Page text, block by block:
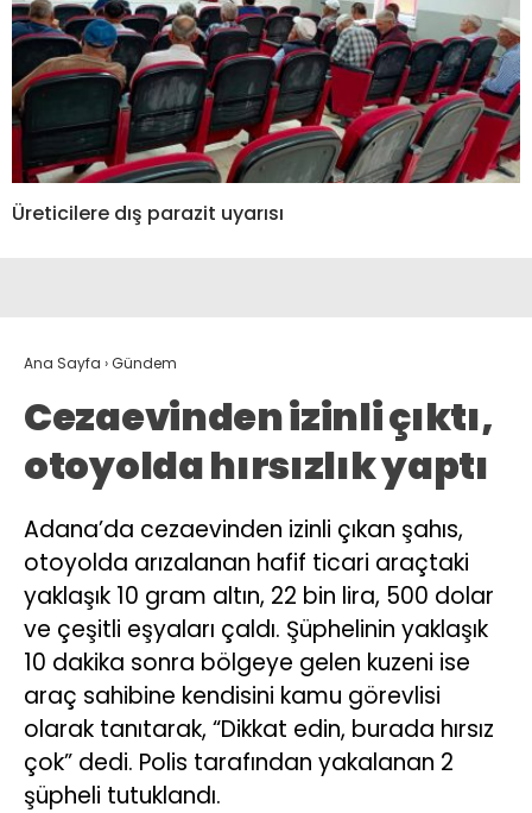
Üreticilere dış parazit uyarısı
Ana Sayfa ›Gündem
Cezaevinden izinli çıktı,
otoyolda hırsızlık yaptı
Adana’da cezaevinden izinli çıkan şahıs,
otoyolda arızalanan hafif ticari araçtaki
yaklaşık 10 gram altın, 22 bin lira, 500 dolar
ve çeşitli eşyaları çaldı. Şüphelinin yaklaşık
10 dakika sonra bölgeye gelen kuzeni ise
araç sahibine kendisini kamu görevlisi
olarak tanıtarak, “Dikkat edin, burada hırsız
çok” dedi. Polis tarafından yakalanan 2
şüpheli tutuklandı.